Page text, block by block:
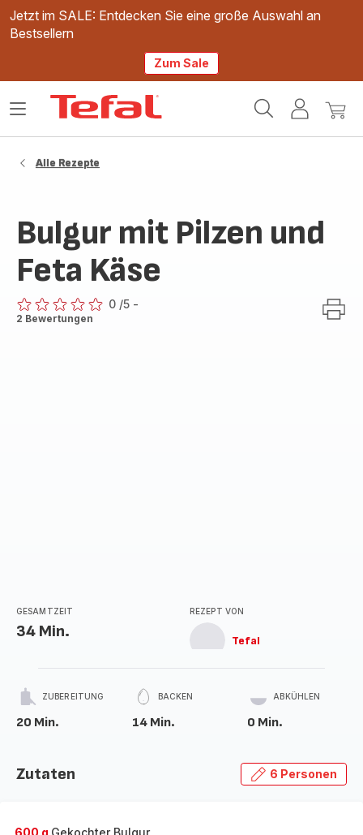
Jetzt im SALE: Entdecken Sie eine große Auswahl an
Bestsellern
Zum Sale
Mein
Mein
Das
Alle Rezepte
Bulgur mit Pilzen und
Feta Käse
ratings.0
0 /5 -
2 Bewertungen
GESAMTZEIT
34 Min.
REZEPT VON
Tefal
ZUBEREITUNG
20 Min.
BACKEN
14 Min.
ABKÜHLEN
0 Min.
Zutaten 6 Personen
600 g Gekochter Bulgur